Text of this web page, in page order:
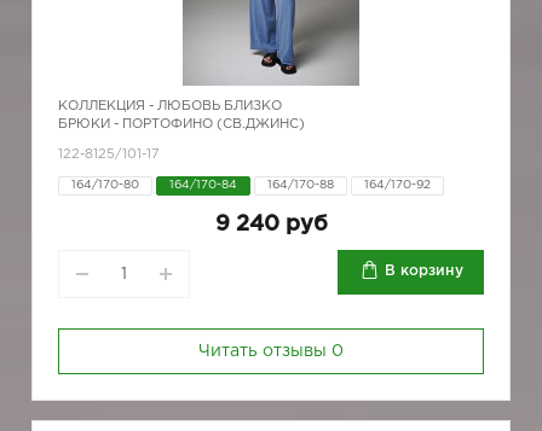
КОЛЛЕКЦИЯ - ЛЮБОВЬ БЛИЗКО
БРЮКИ - ПОРТОФИНО (СВ.ДЖИНС)
122-8125/101-17
164/170-80 164/170-84 164/170-88 164/170-92
9 240 руб
В корзину
Читать отзывы 0